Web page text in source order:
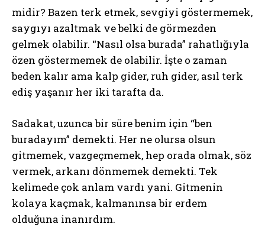
midir? Bazen terk etmek, sevgiyi göstermemek,
saygıyı azaltmak ve belki de görmezden
gelmek olabilir. “Nasıl olsa burada” rahatlığıyla
özen göstermemek de olabilir. İşte o zaman
beden kalır ama kalp gider, ruh gider, asıl terk
ediş yaşanır her iki tarafta da.
Sadakat, uzunca bir süre benim için “ben
buradayım” demekti. Her ne olursa olsun
gitmemek, vazgeçmemek, hep orada olmak, söz
vermek, arkanı dönmemek demekti. Tek
kelimede çok anlam vardı yani. Gitmenin
kolaya kaçmak, kalmanınsa bir erdem
olduğuna inanırdım.